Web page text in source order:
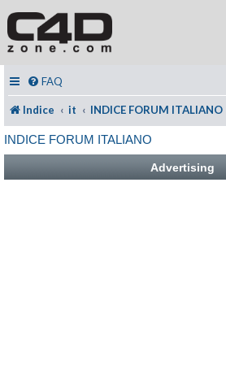
FAQ
Indice it INDICE FORUM ITALIANO
INDICE FORUM ITALIANO
Advertising